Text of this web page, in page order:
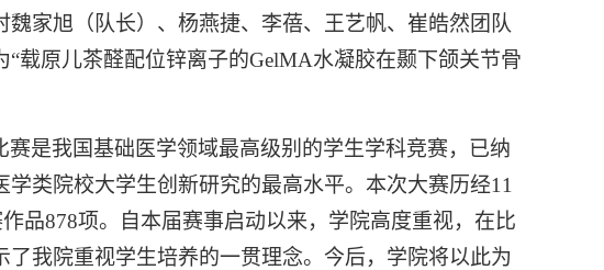
家旭（队长）、杨燕捷、李蓓、王艺帆、崔皓然团队
载原儿茶醛配位锌离子的GelMA水凝胶在颞下颌关节骨
是我国基础医学领域最高级别的学生学科竞赛，已纳
类院校大学生创新研究的最高水平。本次大赛历经11
品878项。自本届赛事启动以来，学院高度重视，在比
我院重视学生培养的一贯理念。今后，学院将以此为